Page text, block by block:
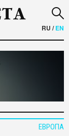
RU /EN
ЕВРОПА